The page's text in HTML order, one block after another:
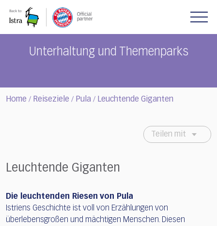
note:
Unterhaltung und Themenparks
Home / Reiseziele / Pula / Leuchtende Giganten
Teilen mit
Leuchtende Giganten
Die leuchtenden Riesen von Pula
Istriens Geschichte ist voll von Erzählungen von
überlebensgroßen und mächtigen Menschen. Diesen